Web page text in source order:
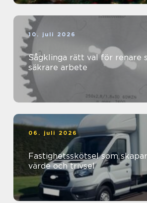
10. juli 2026
Sågklinga rätt val för renare snitt och
säkrare arbete
06. juli 2026
Fastighetsskötsel som
värde och trivsel